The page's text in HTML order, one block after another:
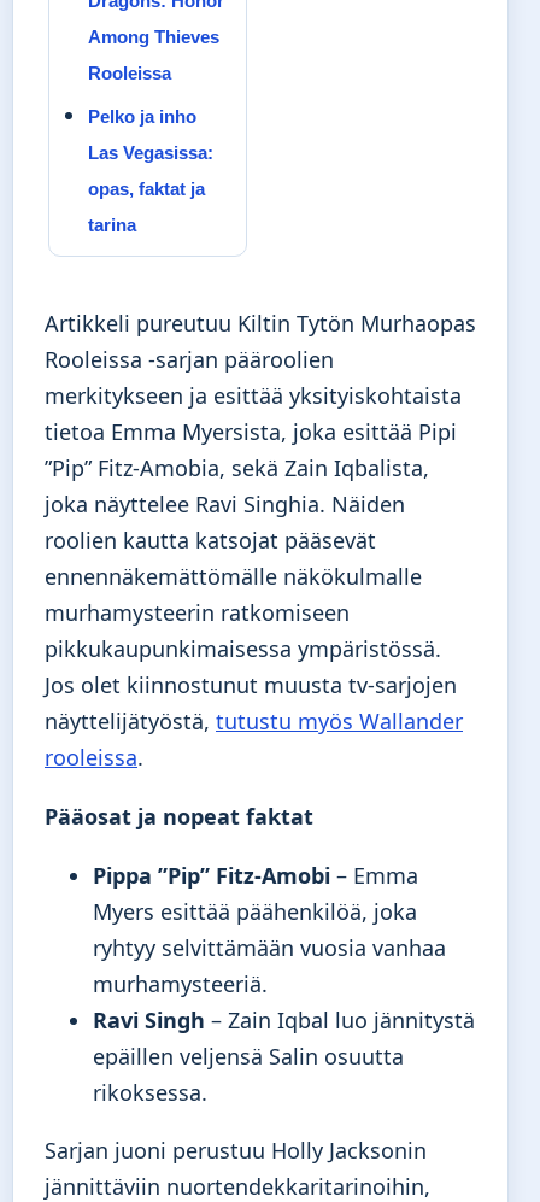
Among Thieves
Rooleissa
Pelko ja inho
Las Vegasissa:
opas, faktat ja
tarina
Artikkeli pureutuu Kiltin Tytön Murhaopas
Rooleissa -sarjan pääroolien
merkitykseen ja esittää yksityiskohtaista
tietoa Emma Myersista, joka esittää Pipi
”Pip” Fitz-Amobia, sekä Zain Iqbalista,
joka näyttelee Ravi Singhia. Näiden
roolien kautta katsojat pääsevät
ennennäkemättömälle näkökulmalle
murhamysteerin ratkomiseen
pikkukaupunkimaisessa ympäristössä.
Jos olet kiinnostunut muusta tv-sarjojen
näyttelijätyöstä, tutustu myös Wallander
rooleissa.
Pääosat ja nopeat faktat
Pippa ”Pip” Fitz-Amobi – Emma
Myers esittää päähenkilöä, joka
ryhtyy selvittämään vuosia vanhaa
murhamysteeriä.
Ravi Singh – Zain Iqbal luo jännitystä
epäillen veljensä Salin osuutta
rikoksessa.
Sarjan juoni perustuu Holly Jacksonin
jännittäviin nuortendekkaritarinoihin,